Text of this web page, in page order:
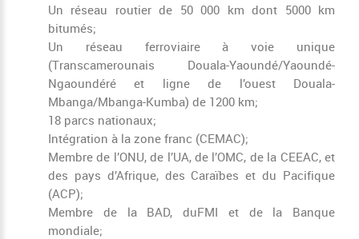
Un réseau routier de 50 000 km dont 5000 km
bitumés;
Un réseau ferroviaire à voie unique
(Transcamerounais Douala-Yaoundé/Yaoundé-
Ngaoundéré et ligne de l’ouest Douala-
Mbanga/Mbanga-Kumba) de 1200 km;
18 parcs nationaux;
Intégration à la zone franc (CEMAC);
Membre de l’ONU, de l’UA, de l’OMC, de la CEEAC, et
des pays d’Afrique, des Caraïbes et du Pacifique
(ACP);
Membre de la BAD, duFMI et de la Banque
mondiale;